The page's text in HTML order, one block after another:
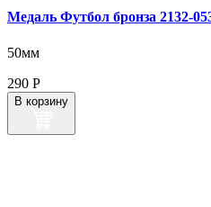
Медаль Футбол бронза 2132-
50мм
290 Р
В корзину